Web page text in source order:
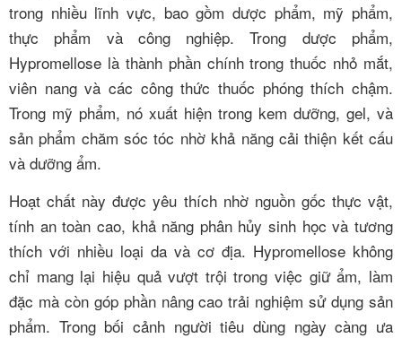
trong nhiều lĩnh vực, bao gồm dược phẩm, mỹ phẩm,
thực phẩm và công nghiệp. Trong dược phẩm,
Hypromellose là thành phần chính trong thuốc nhỏ mắt,
viên nang và các công thức thuốc phóng thích chậm.
Trong mỹ phẩm, nó xuất hiện trong kem dưỡng, gel, và
sản phẩm chăm sóc tóc nhờ khả năng cải thiện kết cấu
và dưỡng ẩm.
Hoạt chất này được yêu thích nhờ nguồn gốc thực vật,
tính an toàn cao, khả năng phân hủy sinh học và tương
thích với nhiều loại da và cơ địa. Hypromellose không
chỉ mang lại hiệu quả vượt trội trong việc giữ ẩm, làm
đặc mà còn góp phần nâng cao trải nghiệm sử dụng sản
phẩm. Trong bối cảnh người tiêu dùng ngày càng ưa